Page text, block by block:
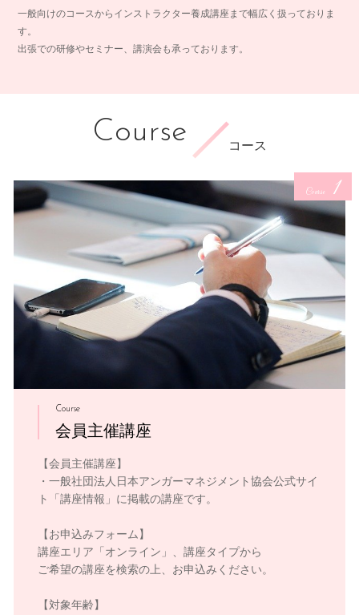
一般向けのコースからインストラクター養成講座まで幅広く扱っておりま
す。
出張での研修やセミナー、講演会も承っております。
Course コース
Course 1
Course
会員主催講座
【会員主催講座】
・一般社団法人日本アンガーマネジメント協会公式サイ
ト「講座情報」に掲載の講座です。
【お申込みフォーム】
講座エリア「オンライン」、講座タイプから
ご希望の講座を検索の上、お申込みください。
【対象年齢】